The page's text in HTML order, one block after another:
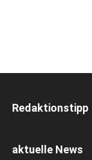
Redaktionstipp
aktuelle News